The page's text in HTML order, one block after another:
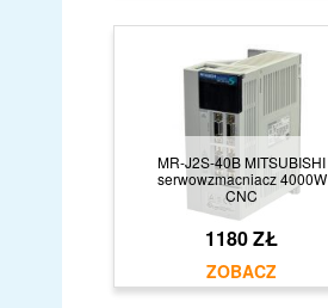
MR-J2S-40B MITSUBISHI
serwowzmacniacz 4000W
CNC
1180 ZŁ